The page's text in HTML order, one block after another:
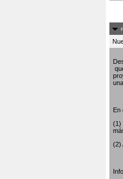
En
(1)
(2)